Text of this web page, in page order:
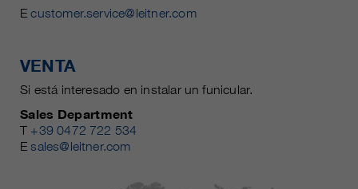
Ecustomer.service@leitner.com
VENTA
Si está interesado en instalar un funicular.
Sales Department
T +39 0472 722 534
Esales@leitner.com